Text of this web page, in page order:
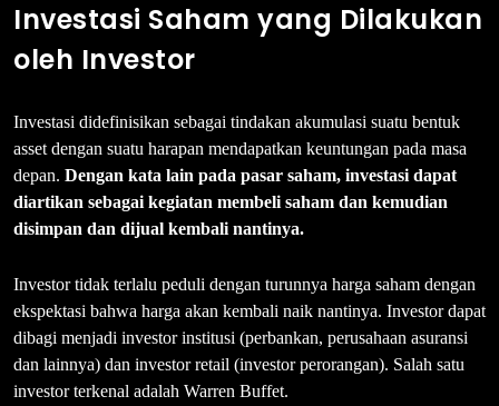
Investasi Saham yang Dilakukan
oleh Investor
Investasi didefinisikan sebagai tindakan akumulasi suatu bentuk
asset dengan suatu harapan mendapatkan keuntungan pada masa
depan. Dengan kata lain pada pasar saham, investasi dapat
diartikan sebagai kegiatan membeli saham dan kemudian
disimpan dan dijual kembali nantinya.
Investor tidak terlalu peduli dengan turunnya harga saham dengan
ekspektasi bahwa harga akan kembali naik nantinya. Investor dapat
dibagi menjadi investor institusi (perbankan, perusahaan asuransi
dan lainnya) dan investor retail (investor perorangan). Salah satu
investor terkenal adalah Warren Buffet.